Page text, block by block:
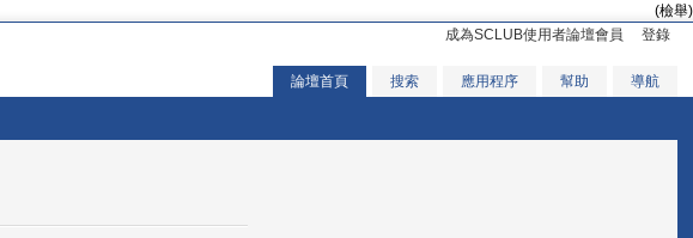
(檢舉)
成為SCLUB使用者論壇會員
登錄
論壇首頁 搜索 應用程序 幫助 導航